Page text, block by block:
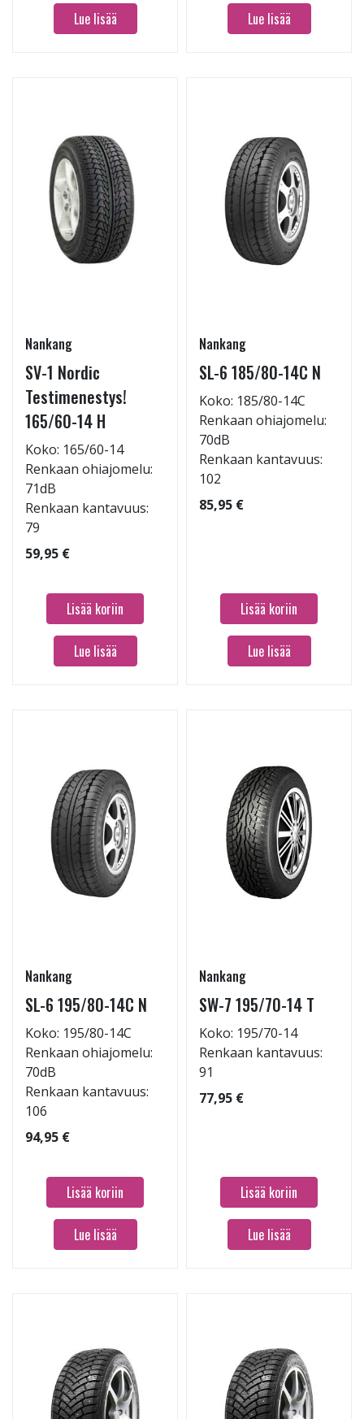
Lue lisää Lue lisää
Nankang
SV-1 Nordic
Testimenestys!
165/60-14 H
Koko: 165/60-14
Renkaan ohiajomelu:
71dB
Renkaan kantavuus:
79
59,95 €
Lisää koriin
Lue lisää
Nankang
SL-6 185/80-14C N
Koko: 185/80-14C
Renkaan ohiajomelu:
70dB
Renkaan kantavuus:
102
85,95 €
Lisää koriin
Lue lisää
Nankang
SL-6 195/80-14C N
Koko: 195/80-14C
Renkaan ohiajomelu:
70dB
Renkaan kantavuus:
106
94,95 €
Lisää koriin
Lue lisää
Nankang
SW-7 195/70-14 T
Koko: 195/70-14
Renkaan kantavuus:
91
77,95 €
Lisää koriin
Lue lisää